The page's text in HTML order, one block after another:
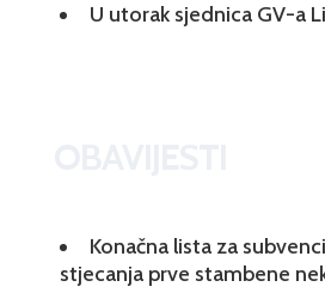
U utorak sjednica GV-a
Konačna lista za
stjecanja prve stambene